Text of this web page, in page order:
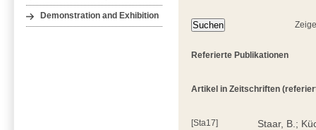
Demonstration and Exhibition
Referierte Publikationen
Artikel in Zeitschriften
[Sta17]
Staar, B.;